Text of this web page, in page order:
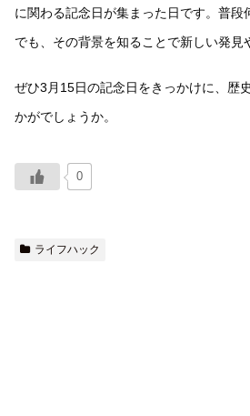
に関わる記念日が集まった日です。普段
でも、その背景を知ることで新しい発見
ぜひ3月15日の記念日をきっかけに、歴
かがでしょうか。
0
ライフハック